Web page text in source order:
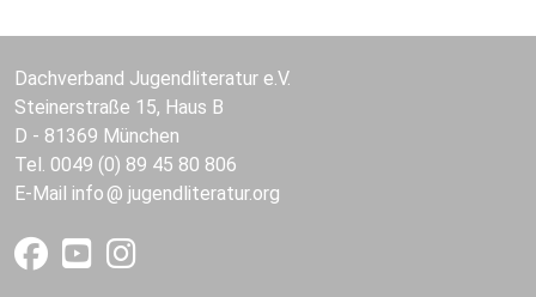
Dachverband Jugendliteratur e.V.
Steinerstraße 15, Haus B
D - 81369 München
Tel. 0049 (0) 89 45 80 806
E-Mail info jugendliteratur.org